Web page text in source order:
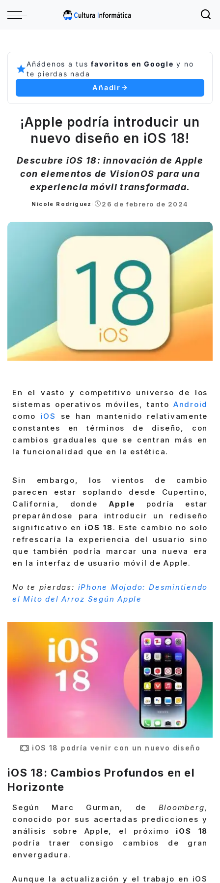
Añádenos a tusfavoritos en Google y no
te pierdas nada
Añadir
¡Apple podría introducir un
nuevo diseño en iOS 18!
Descubre iOS 18: innovación de Apple
con elementos de VisionOS para una
experiencia móvil transformada.
Posted
Nicole Rodríguez 26 de febrero de 2024
En el vasto y competitivo universo de los
sistemas operativos móviles, tanto Android
como iOS
se han mantenido relativamente
constantes en términos de diseño, con
cambios graduales que se centran más en
la funcionalidad que en la estética.
Sin embargo, los vientos de cambio
parecen estar soplando desde Cupertino,
California, donde Apple
podría estar
preparándose para introducir un rediseño
significativo en iOS 18. Este cambio no solo
refrescaría la experiencia del usuario sino
que también podría marcar una nueva era
en la interfaz de usuario móvil de Apple.
No te pierdas: iPhone Mojado: Desmintiendo
el Mito del Arroz Según Apple
iOS 18 podría venir con un nuevo diseño
iOS 18: Cambios Profundos en el
Horizonte
Según Marc Gurman, de Bloomberg,
conocido por sus acertadas predicciones y
análisis sobre Apple, el próximo iOS 18
podría traer consigo cambios de gran
envergadura.
Aunque la actualización y el trabajo en iOS